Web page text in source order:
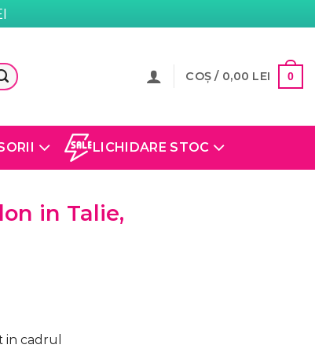
COȘ / 0,00 LEI 0
LICHIDARE STOC
in Talie,
cadrul